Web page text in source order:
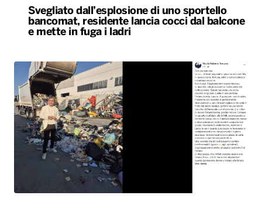
Svegliato dall’esplosione di uno sportello
bancomat, residente lancia cocci dal balcone
e mette in fuga i ladri